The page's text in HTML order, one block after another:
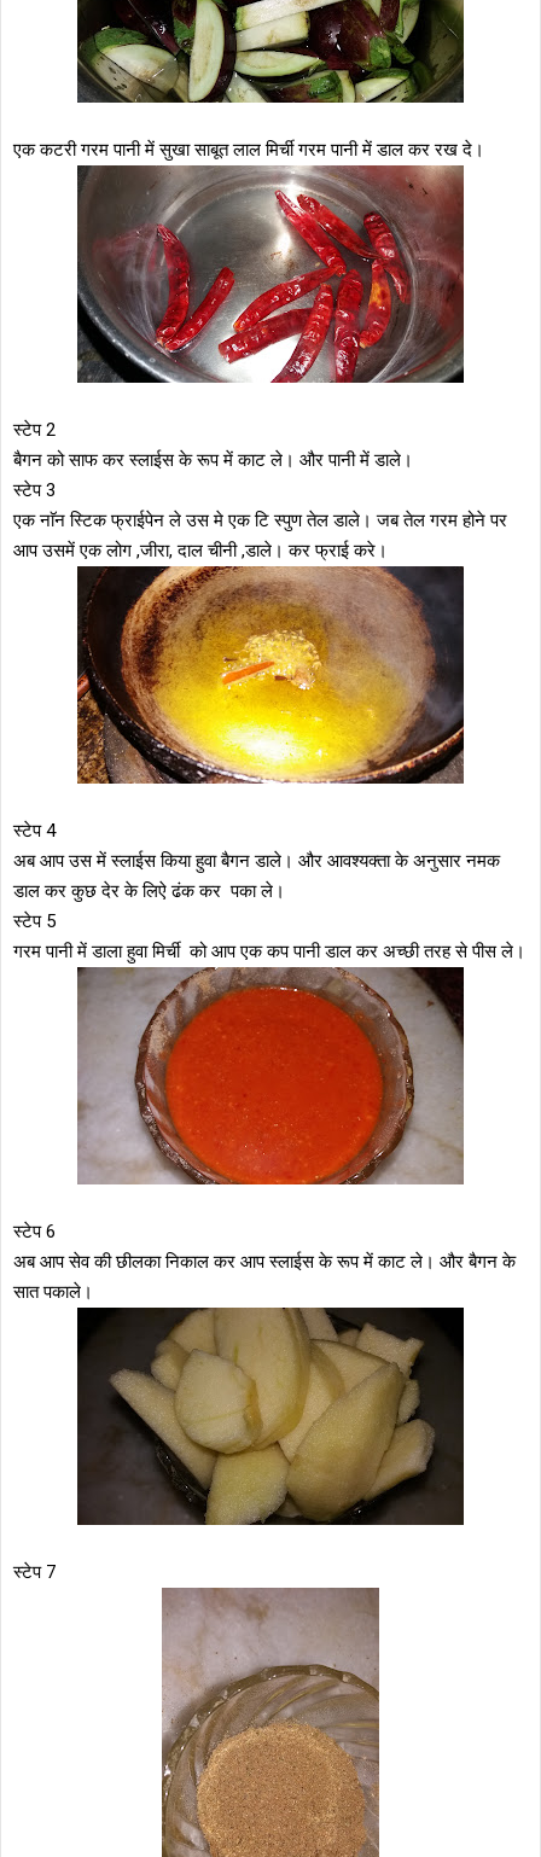
एक कटरी गरम पानी में सुखा साबूत लाल मिर्ची गरम पानी में डाल कर रख दे।
स्टेप 2
बैगन को साफ कर स्लाईस के रूप में काट ले। और पानी में डाले।
स्टेप 3
एक नाॅन स्टिक फ्राईपेन ले उस मे एक टि स्पुण तेल डाले। जब तेल गरम होने पर
आप उसमें एक लोग ,जीरा, दाल चीनी ,डाले। कर फ्राई करे।
स्टेप 4
अब आप उस में स्लाईस किया हुवा बैगन डाले। और आवश्यक्ता के अनुसार नमक
डाल कर कुछ देर के लिऐ ढंक कर पका ले।
स्टेप 5
गरम पानी में डाला हुवा मिर्ची को आप एक कप पानी डाल कर अच्छी तरह से पीस ले।
स्टेप 6
अब आप सेव की छीलका निकाल कर आप स्लाईस के रूप में काट ले। और बैगन के
सात पकाले।
स्टेप 7